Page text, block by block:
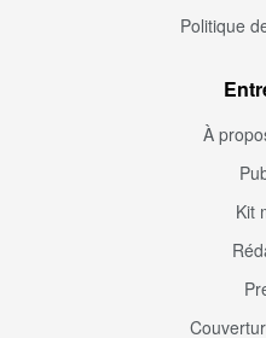
Politique
À
Kit